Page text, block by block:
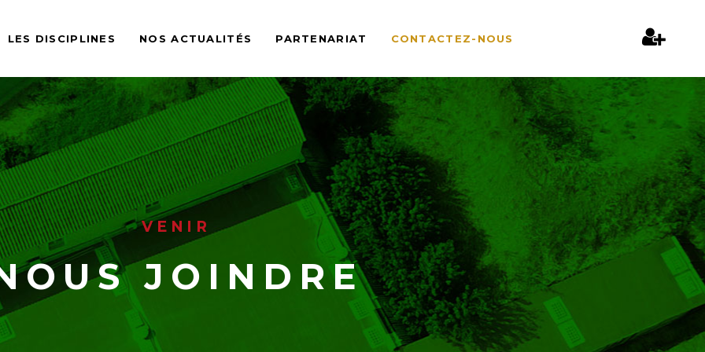
LES DISCIPLINES NOS ACTUALITÉS PARTENARIAT CONTACTEZ-NOUS
VENIR
JOINDRE